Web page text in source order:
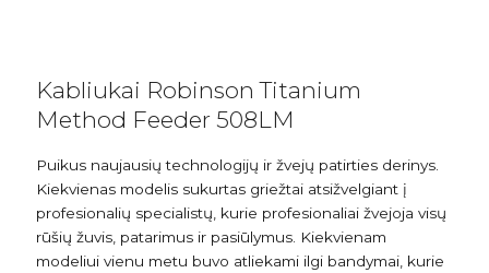
Kabliukai Robinson Titanium
Method Feeder 508LM
Puikus naujausių technologijų ir žvejų patirties derinys.
Kiekvienas modelis sukurtas griežtai atsižvelgiant į
profesionalių specialistų, kurie profesionaliai žvejoja visų
rūšių žuvis, patarimus ir pasiūlymus. Kiekvienam
modeliui vienu metu buvo atliekami ilgi bandymai, kurie